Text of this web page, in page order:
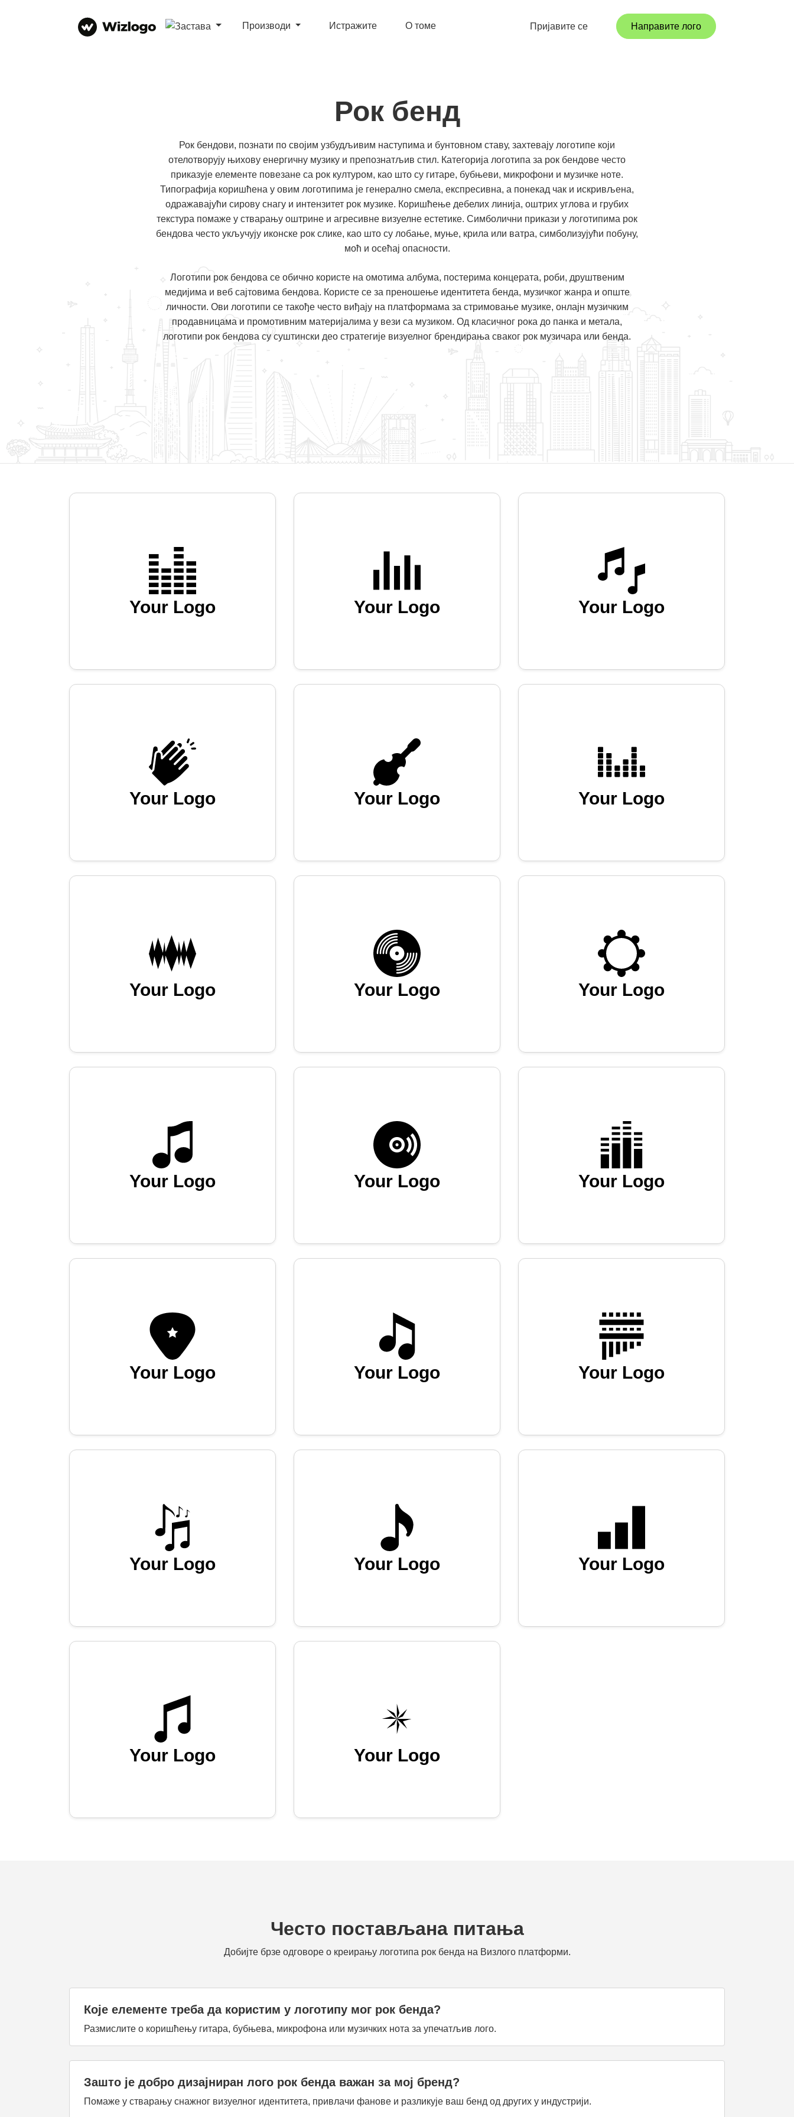
Производи Истражите О томе Пријавите се Направите лого
Рок бенд
Рок бендови, познати по својим узбудљивим наступима и бунтовном ставу, захтевају логотипе који
отелотворују њихову енергичну музику и препознатљив стил. Категорија логотипа за рок бендове често
приказује елементе повезане са рок културом, као што су гитаре, бубњеви, микрофони и музичке ноте.
Типографија коришћена у овим логотипима је генерално смела, експресивна, а понекад чак и искривљена,
одражавајући сирову снагу и интензитет рок музике. Коришћење дебелих линија, оштрих углова и грубих
текстура помаже у стварању оштрине и агресивне визуелне естетике. Симболични прикази у логотипима рок
бендова често укључују иконске рок слике, као што су лобање, муње, крила или ватра, симболизујући побуну,
моћ и осећај опасности.
Логотипи рок бендова се обично користе на омотима албума, постерима концерата, роби, друштвеним
медијима и веб сајтовима бендова. Користе се за преношење идентитета бенда, музичког жанра и опште
личности. Ови логотипи се такође често виђају на платформама за стримовање музике, онлајн музичким
продавницама и промотивним материјалима у вези са музиком. Од класичног рока до панка и метала,
логотипи рок бендова су суштински део стратегије визуелног брендирања сваког рок музичара или бенда.
Your Logo Your Logo Your Logo
Your Logo Your Logo Your Logo
Your Logo Your Logo Your Logo
Your Logo Your Logo Your Logo
Your Logo Your Logo Your Logo
Your Logo Your Logo Your Logo
Your Logo Your Logo
Често постављана питања
Добијте брзе одговоре о креирању логотипа рок бенда на Визлого платформи.
Које елементе треба да користим у логотипу мог рок бенда?
Размислите о коришћењу гитара, бубњева, микрофона или музичких нота за упечатљив лого.
Зашто је добро дизајниран лого рок бенда важан за мој бренд?
Помаже у стварању снажног визуелног идентитета, привлачи фанове и разликује ваш бенд од других у индустрији.